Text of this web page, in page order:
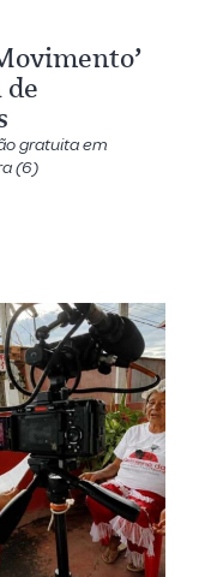
de
gratuita em
(6)